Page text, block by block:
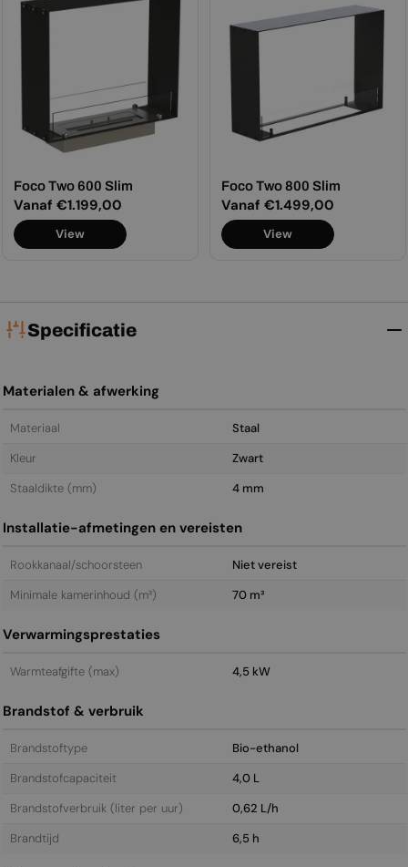
Foco Two 600 Slim
Normale
prijs
Vanaf €1.199,00
View
Foco Two 800 Slim
Normale
prijs
Vanaf €1.499,00
View
Specificatie
Materialen & afwerking
Materiaal
Staal
Kleur
Zwart
Staal­dikte (mm)
4 mm
Installatie-afmetingen en vereisten
Rookkanaal/schoorsteen
Niet vereist
Minimale kamerinhoud (m³)
70 m³
Verwarmingsprestaties
Warmteafgifte (max) 4,5 kW
Brandstof & verbruik
Brandstoftype
Bio-ethanol
Brandstofcapaciteit
4,0 L
Brandstofverbruik (liter per uur)
0,62 L/h
Brandtijd
6,5 h